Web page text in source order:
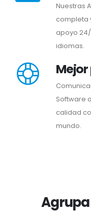
Nuestras
completa
apoyo
idiomas.
Software
calidad
mundo.